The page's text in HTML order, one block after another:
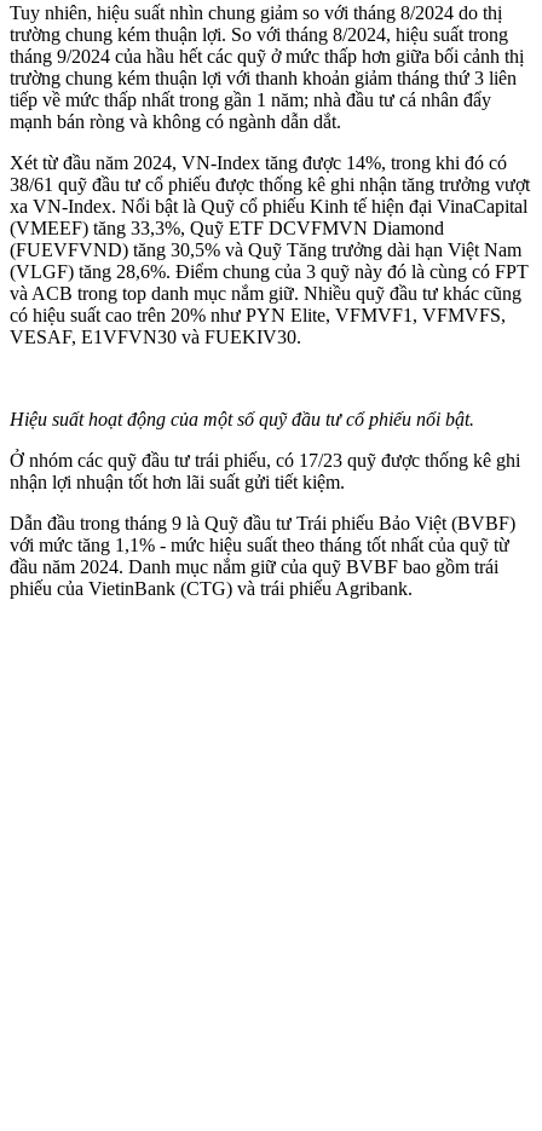
Tuy nhiên, hiệu suất nhìn chung giảm so với tháng 8/2024 do thị
trường chung kém thuận lợi. So với tháng 8/2024, hiệu suất trong
tháng 9/2024 của hầu hết các quỹ ở mức thấp hơn giữa bối cảnh thị
trường chung kém thuận lợi với thanh khoản giảm tháng thứ 3 liên
tiếp về mức thấp nhất trong gần 1 năm; nhà đầu tư cá nhân đẩy
mạnh bán ròng và không có ngành dẫn dắt.
Xét từ đầu năm 2024, VN-Index tăng được 14%, trong khi đó có
38/61 quỹ đầu tư cổ phiếu được thống kê ghi nhận tăng trưởng vượt
xa VN-Index. Nổi bật là Quỹ cổ phiếu Kinh tế hiện đại VinaCapital
(VMEEF) tăng 33,3%, Quỹ ETF DCVFMVN Diamond
(FUEVFVND) tăng 30,5% và Quỹ Tăng trưởng dài hạn Việt Nam
(VLGF) tăng 28,6%. Điểm chung của 3 quỹ này đó là cùng có FPT
và ACB trong top danh mục nắm giữ. Nhiều quỹ đầu tư khác cũng
có hiệu suất cao trên 20% như PYN Elite, VFMVF1, VFMVFS,
VESAF, E1VFVN30 và FUEKIV30.
Hiệu suất hoạt động của một số quỹ đầu tư cổ phiếu nổi bật.
Ở nhóm các quỹ đầu tư trái phiếu, có 17/23 quỹ được thống kê ghi
nhận lợi nhuận tốt hơn lãi suất gửi tiết kiệm.
Dẫn đầu trong tháng 9 là Quỹ đầu tư Trái phiếu Bảo Việt (BVBF)
với mức tăng 1,1% - mức hiệu suất theo tháng tốt nhất của quỹ từ
đầu năm 2024. Danh mục nắm giữ của quỹ BVBF bao gồm trái
phiếu của VietinBank (CTG) và trái phiếu Agribank.